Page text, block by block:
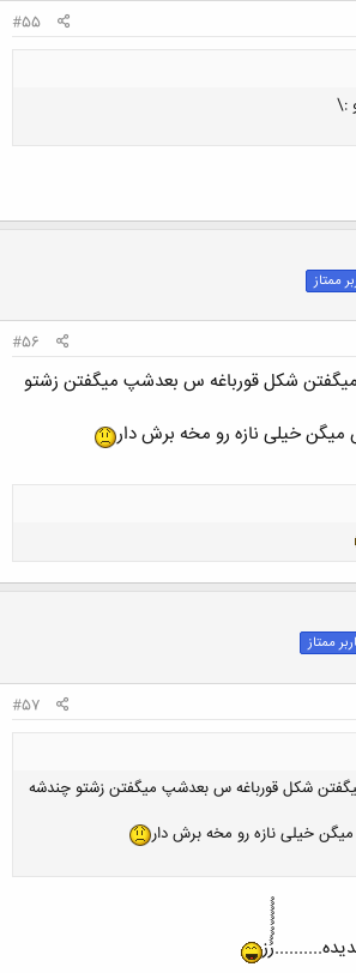
#55
:\
کلیک کنید تا باز شود...
ممتاز
#56
شکل قورباغه س بعدشپ میگفتن زشتو
خیلی نازه رو مخه برش دار
ممتاز
#57
شکل قورباغه س بعدشپ میگفتن زشتو چندشه
خیلی نازه رو مخه برش دار
کلیک کنید تا باز شود...